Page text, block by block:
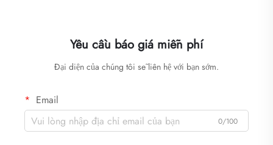
Yêu cầu báo giá miễn phí
Đại diện của chúng tôi sẽ liên hệ với bạn sớm.
Email
0/100